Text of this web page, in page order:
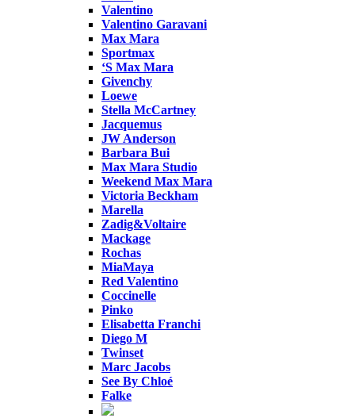
Valentino
Valentino Garavani
Max Mara
Sportmax
‘S Max Mara
Givenchy
Loewe
Stella McCartney
Jacquemus
JW Anderson
Barbara Bui
Max Mara Studio
Weekend Max Mara
Victoria Beckham
Marella
Zadig&Voltaire
Mackage
Rochas
MiaMaya
Red Valentino
Coccinelle
Pinko
Elisabetta Franchi
Diego M
Twinset
Marc Jacobs
See By Chloé
Falke